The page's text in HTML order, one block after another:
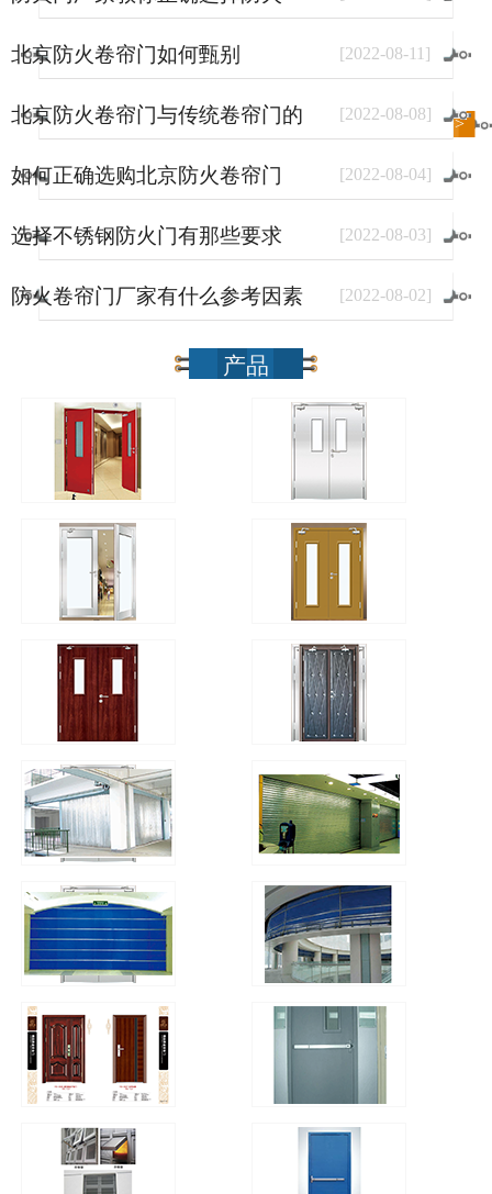
门？
北京防火卷帘门如何甄别 [2022-08-11 ]
北京防火卷帘门与传统卷帘门的
区别
[2022-08-08]
如何正确选购北京防火卷帘门 [2022-08-04]
选择不锈钢防火门有那些要求 [2022-08-03]
防火卷帘门厂家有什么参考因素 [2022-08-02]
进入新闻 频道>>
产品